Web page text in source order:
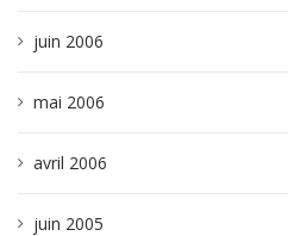
juin 2006
mai 2006
avril 2006
juin 2005